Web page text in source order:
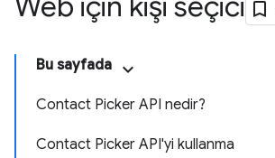
Bu sayfada
Contact Picker API nedir?
Contact Picker API'yi kullanma